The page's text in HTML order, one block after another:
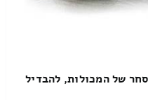
של המכולות, להבדיל